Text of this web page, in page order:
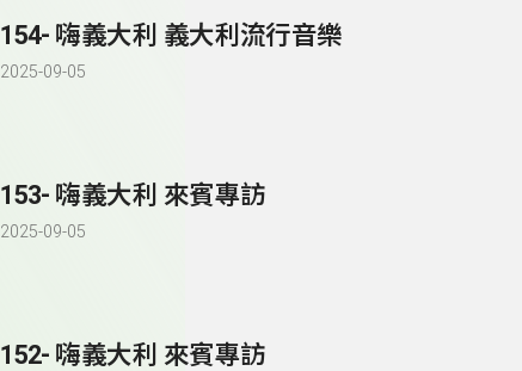
154- 嗨義大利 義大利流行音樂
2025-09-05
153- 嗨義大利 來賓專訪
2025-09-05
152- 嗨義大利 來賓專訪